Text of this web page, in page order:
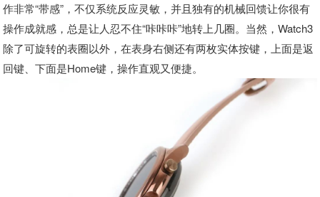
作非常“带感”，不仅系统反应灵敏，并且独有的机械回馈让你很有
操作成就感，总是让人忍不住“咔咔咔”地转上几圈。当然，Watch3
除了可旋转的表圈以外，在表身右侧还有两枚实体按键，上面是返
回键、下面是Home键，操作直观又便捷。